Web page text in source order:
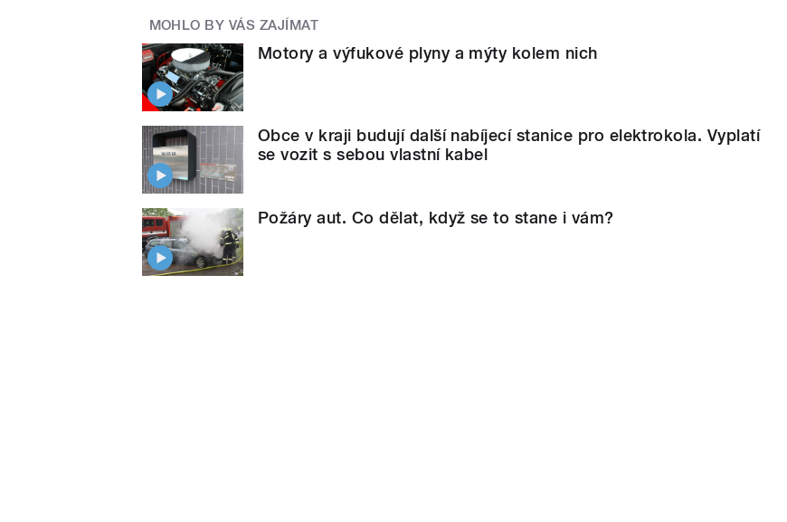
MOHLO BY VÁS ZAJÍMAT
Motory a výfukové plyny a mýty kolem nich
Obce v kraji budují další nabíjecí stanice pro elektrokola. Vyplatí
se vozit s sebou vlastní kabel
Požáry aut. Co dělat, když se to stane i vám?